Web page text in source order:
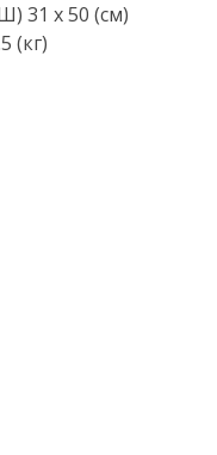
31 x 50 (см)
(кг)